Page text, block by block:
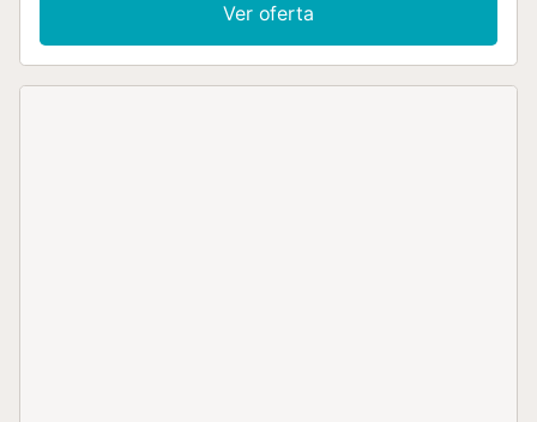
Estación de esquí de Sierra Nevada a 50min.Piscina de
uso privado de 3,38*2,52m. Abierta en los meses de
Ver oferta